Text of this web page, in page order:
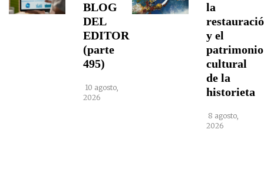
BLOG
DEL
EDITOR
(parte
495)
10 agosto,
2026
la
y el
patrimonio
cultural
de la
historieta
8 agosto,
2026